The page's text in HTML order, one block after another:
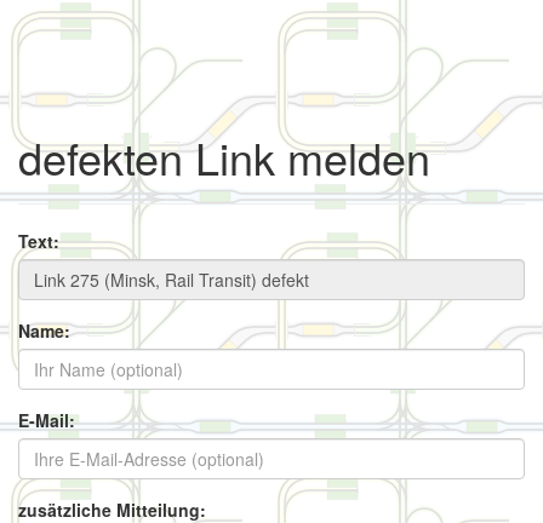
defekten Link melden
Text:
Name:
E-Mail:
zusätzliche Mitteilung: